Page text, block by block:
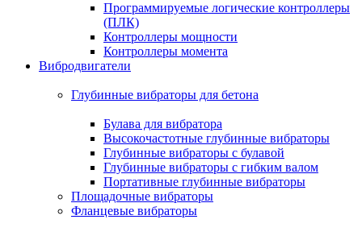
Программируемые логические контроллеры
(ПЛК)
Контроллеры мощности
Контроллеры момента
Вибродвигатели
Глубинные вибраторы для бетона
Булава для вибратора
Высокочастотные глубинные вибраторы
Глубинные вибраторы с булавой
Глубинные вибраторы с гибким валом
Портативные глубинные вибраторы
Площадочные вибраторы
Фланцевые вибраторы